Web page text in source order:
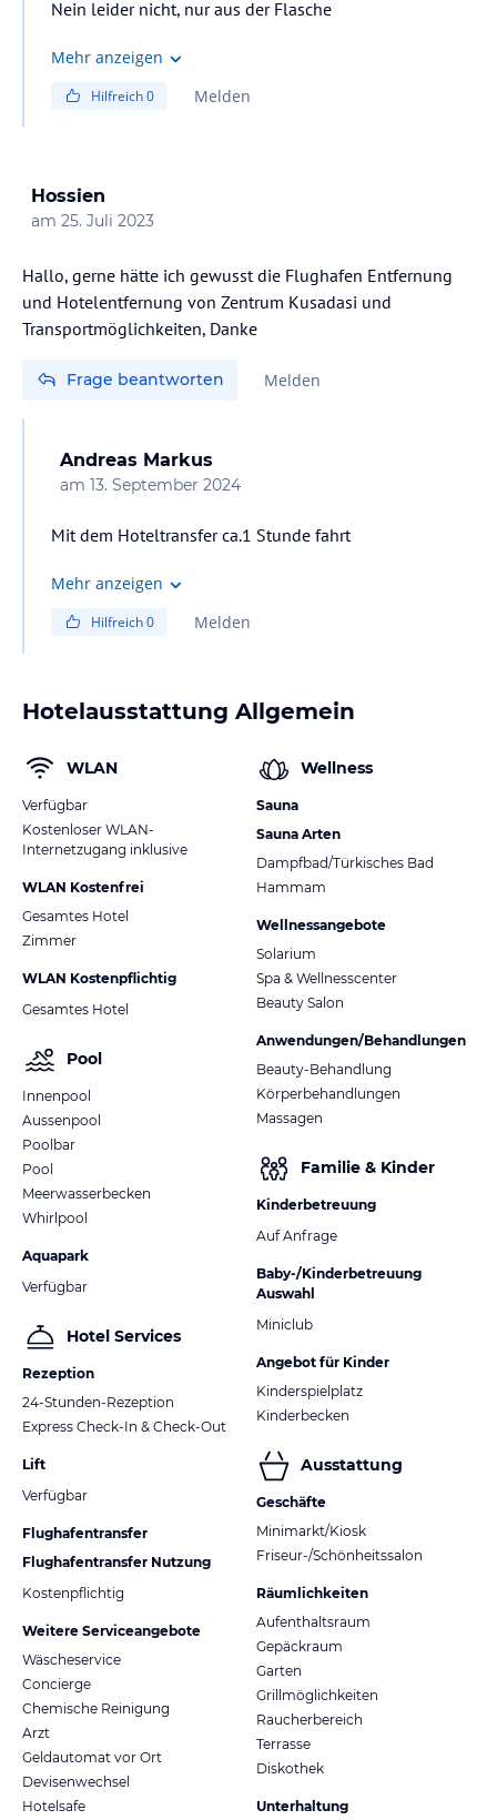
Nein leider nicht, nur aus der Flasche
Mehr anzeigen
Hilfreich0 Melden
Hossien
am 25. Juli 2023
Hallo, gerne hätte ich gewusst die Flughafen Entfernung
und Hotelentfernung von Zentrum Kusadasi und
Transportmöglichkeiten, Danke
Frage beantworten Melden
Andreas Markus
am 13. September 2024
Mit dem Hoteltransfer ca.1 Stunde fahrt
Mehr anzeigen
Hilfreich0 Melden
Hotelausstattung Allgemein
WLAN
Verfügbar
Kostenloser WLAN-
Internetzugang inklusive
WLAN Kostenfrei
Gesamtes Hotel
Zimmer
WLAN Kostenpflichtig
Gesamtes Hotel
Pool
Innenpool
Aussenpool
Poolbar
Pool
Meerwasserbecken
Whirlpool
Aquapark
Verfügbar
Hotel Services
Rezeption
24-Stunden-Rezeption
Express Check-In & Check-Out
Lift
Verfügbar
Flughafentransfer
Flughafentransfer Nutzung
Kostenpflichtig
Weitere Serviceangebote
Wäscheservice
Concierge
Chemische Reinigung
Arzt
Geldautomat vor Ort
Devisenwechsel
Hotelsafe
Wellness
Sauna
Sauna Arten
Dampfbad/Türkisches Bad
Hammam
Wellnessangebote
Solarium
Spa & Wellnesscenter
Beauty Salon
Anwendungen/Behandlungen
Beauty-Behandlung
Körperbehandlungen
Massagen
Familie & Kinder
Kinderbetreuung
Auf Anfrage
Baby-/Kinderbetreuung
Auswahl
Miniclub
Angebot für Kinder
Kinderspielplatz
Kinderbecken
Ausstattung
Geschäfte
Minimarkt/Kiosk
Friseur-/Schönheitssalon
Räumlichkeiten
Aufenthaltsraum
Gepäckraum
Garten
Grillmöglichkeiten
Raucherbereich
Terrasse
Diskothek
Unterhaltung